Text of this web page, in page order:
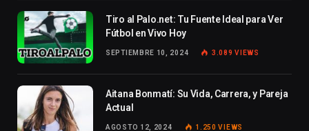
Tiro al Palo.net: Tu Fuente Ideal para Ver
Fútbol en Vivo Hoy
SEPTIEMBRE 10, 2024 3.089VIEWS
Aitana Bonmatí: Su Vida, Carrera, y Pareja
Actual
AGOSTO 12, 2024 1.250VIEWS